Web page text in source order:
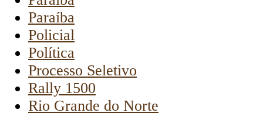
Paraíba
Policial
Política
Processo Seletivo
Rally 1500
Rio Grande do Norte